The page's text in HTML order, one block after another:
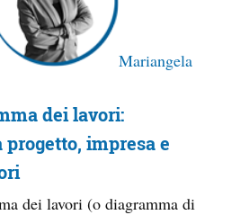
Mariangela
dei lavori:
impresa e
dei lavori (o diagramma di